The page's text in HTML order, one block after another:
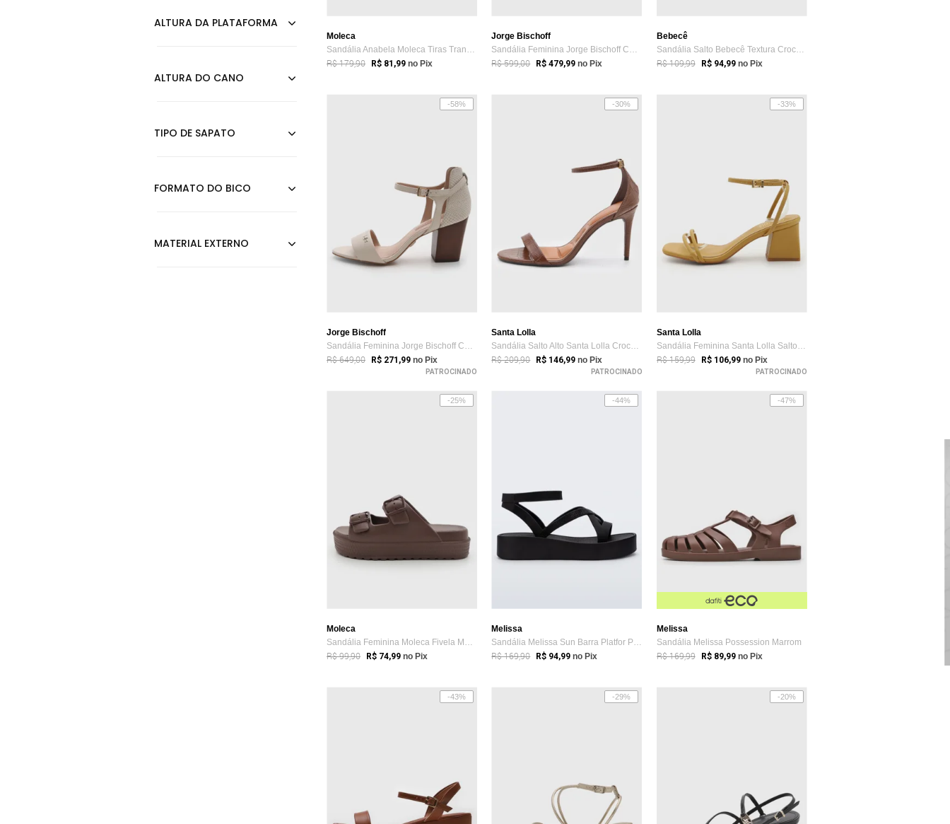
Moleca
Sandália Anabela Moleca Tiras Trançadas Marrom
R$ 179,90 R$ 81,99 no Pix
Jorge Bischoff
Sandália Feminina Jorge Bischoff Couro S...
R$ 599,00 R$ 479,99 no Pix
Bebecê
Sandália Salto Bebecê Textura Croco Preta
R$ 109,99 R$ 94,99 no Pix
-58%
Jorge Bischoff
Sandália Feminina Jorge Bischoff Couro S...
R$ 649,00 R$ 271,99 no Pix
PATROCINADO
-30%
Santa Lolla
Sandália Salto Alto Santa Lolla Croco Marrom
R$ 209,90 R$ 146,99 no Pix
PATROCINADO
-33%
Santa Lolla
Sandália Feminina Santa Lolla Salto Bloc...
R$ 159,99 R$ 106,99 no Pix
PATROCINADO
-25%
Moleca
Sandália Feminina Moleca Fivela Marrom
R$ 99,90 R$ 74,99 no Pix
-44%
Melissa
Sandália Melissa Sun Barra Platfor Preta
R$ 169,90 R$ 94,99 no Pix
-47%
Melissa
Sandália Melissa Possession Marrom
R$ 169,99 R$ 89,99 no Pix
-43% -29% -20%